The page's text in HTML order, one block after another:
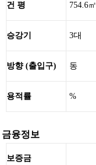
건 평 754.6㎡
승강기 3대
방향 (출입구) 동
용적률 %
금융정보
보증금